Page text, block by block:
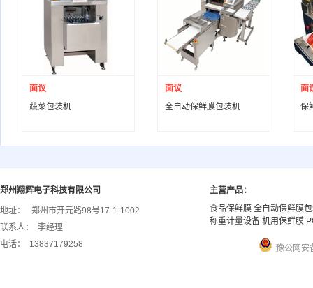
蔬菜包装机
面议
全自动保鲜膜包装机
面议
保
面
郑州翔辉电子科技有限公司
地址：
郑州市开元路98号17-1-1002
联系人：
李经理
电话：
13837179258
主营产品：
食品保鲜膜 全自动保鲜膜
称重计量设备 机用保鲜膜
豫公网安